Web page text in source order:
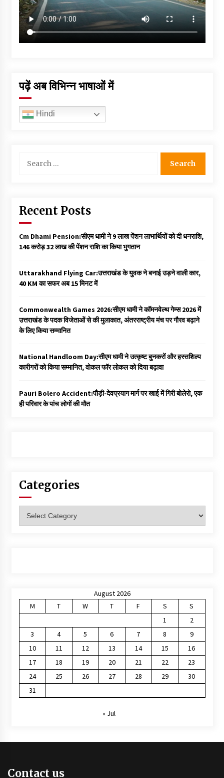
पढ़ें अब विभिन्न भाषाओं में
Hindi
for:
Recent Posts
Cm Dhami Pension:सीएम धामी ने 9 लाख पेंशन लाभार्थियों को दी धनराशि, ₹
146 करोड़ 32 लाख की पेंशन राशि का किया भुगतान
Uttarakhand Flying Car:उत्तराखंड के युवक ने बनाई उड़ने वाली कार,
40 KM का सफर अब 15 मिनट में
Commonwealth Games 2026:सीएम धामी ने कॉमनवेल्थ गेम्स 2026 में
उत्तराखंड के पदक विजेताओं से की मुलाकात, अंतरराष्ट्रीय मंच पर गौरव बढ़ाने
के लिए किया सम्मानित
National Handloom Day:सीएम धामी ने उत्कृष्ट बुनकरों और हस्तशिल्प
कारीगरों को किया सम्मानित, वोकल फॉर लोकल को दिया बढ़ावा
Pauri Bolero Accident:पौड़ी-देवप्रयाग मार्ग पर खाई में गिरी बोलेरो, एक
ही परिवार के पांच लोगों की मौत
Categories
August 2026
M
T W T F S
S
1
2
3
4 5 6 7 8
9
10
11 12 13 14 15
16
17
18 19 20 21 22
23
24
25 26 27 28 29
30
31
« Jul
Contact us